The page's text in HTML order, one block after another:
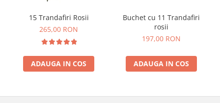
15 Trandafiri Rosii
265,00 RON
ADAUGA IN COS
Buchet cu 11 Trandafiri
rosii
197,00 RON
ADAUGA IN COS